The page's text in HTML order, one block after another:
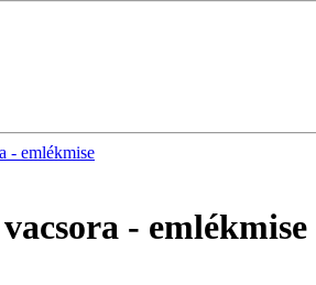
- emlékmise
- emlékmise